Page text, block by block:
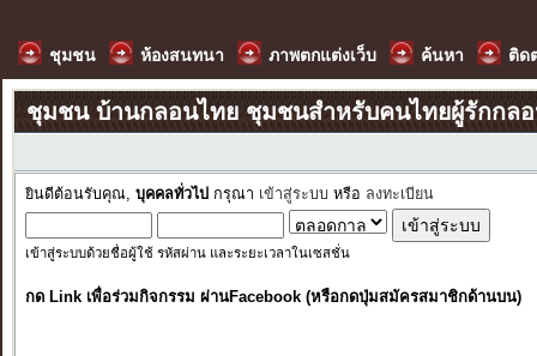
ชุมชน ห้องสนทนา ภาพตกแต่งเว็บ ค้นหา ติด
ชุมชน บ้านกลอนไทย ชุมชนสำหรับคนไทยผู้รักกล
ยินดีต้อนรับคุณ, บุคคลทั่วไป กรุณา เข้าสู่ระบบ หรือ ลงทะเบียน
เข้าสู่ระบบด้วยชื่อผู้ใช้ รหัสผ่าน และระยะเวลาในเซสชั่น
กด Link เพื่อร่วมกิจกรรม ผ่านFacebook (หรือกดปุ่มสมัครสมาชิกด้านบน)